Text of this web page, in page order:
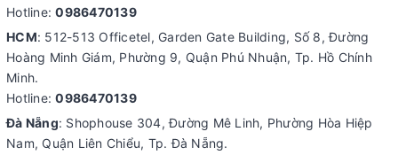
Hotline:0986470139
HCM: 512-513 Officetel, Garden Gate Building, Số 8, Đường
Hoàng Minh Giám, Phường 9, Quận Phú Nhuận, Tp. Hồ Chính
Minh.
Hotline:0986470139
Đà Nẵng: Shophouse 304, Đường Mê Linh, Phường Hòa Hiệp
Nam, Quận Liên Chiểu, Tp. Đà Nẵng.